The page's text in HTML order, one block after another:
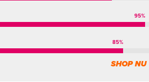
95%
85%
SHOP